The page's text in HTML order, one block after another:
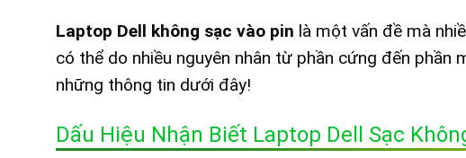
Laptop Dell không sạc vào pin là một vấn đề mà
có thể do nhiều nguyên nhân từ phần cứng đến phần
những thông tin dưới đây!
Dấu Hiệu Nhận Biết Laptop Dell Sạc